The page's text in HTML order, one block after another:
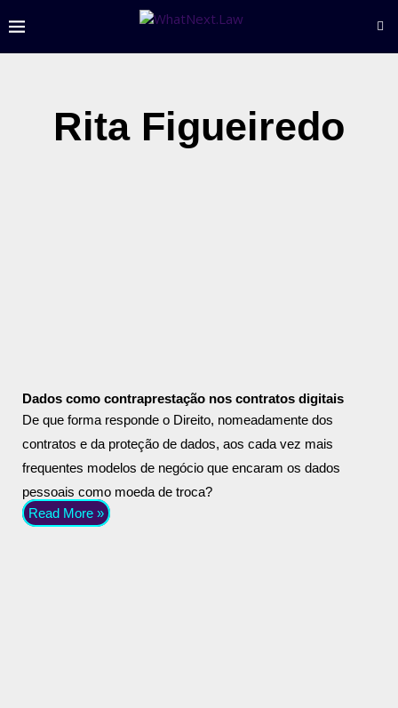
Rita Figueiredo
Dados como contraprestação nos contratos digitais
De que forma responde o Direito, nomeadamente dos
contratos e da proteção de dados, aos cada vez mais
frequentes modelos de negócio que encaram os dados
pessoais como moeda de troca?
Read More »